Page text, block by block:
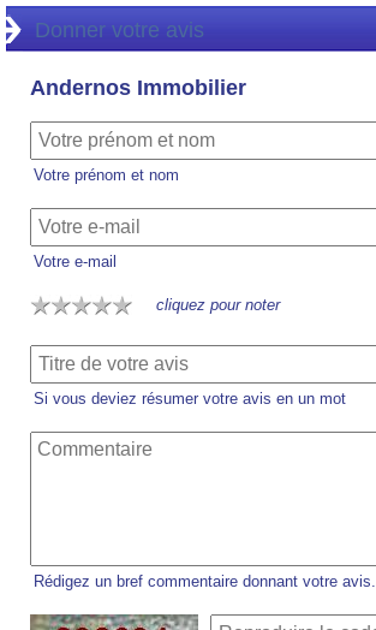
Donner votre avis
Andernos Immobilier
Votre prénom et nom
Votre e-mail
cliquez pour noter
Si vous deviez résumer votre avis en un mot
Rédigez un bref commentaire donnant votre avis.